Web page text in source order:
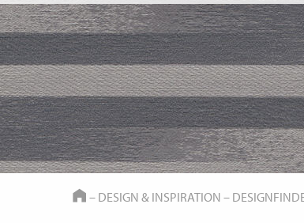
HOME
– DESIGN & INSPIRATION –